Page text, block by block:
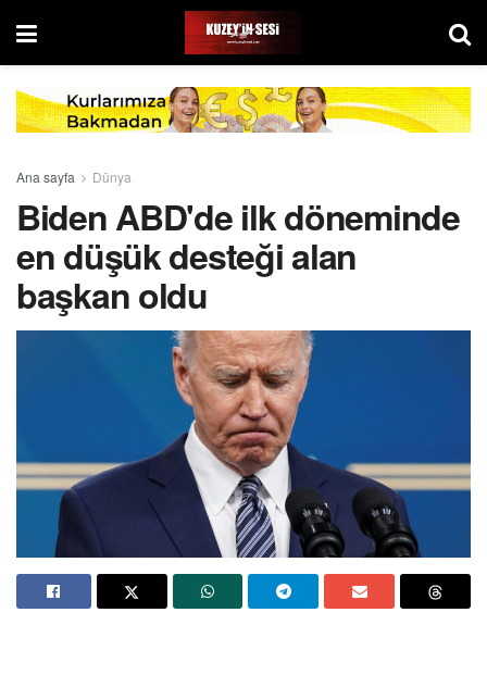
Ana sayfa Dünya
Biden ABD'de ilk döneminde
en düşük desteği alan
başkan oldu